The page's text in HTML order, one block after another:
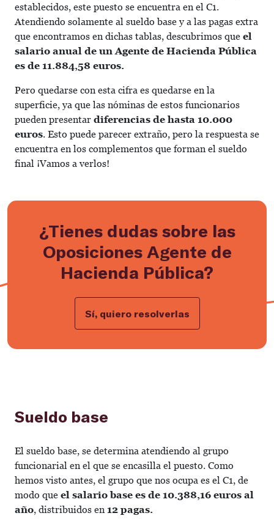
establecidos, este puesto se encuentra en el C1.
Atendiendo solamente al sueldo base y a las pagas extra
que encontramos en dichas tablas, descubrimos que el
salario anual de un Agente de Hacienda Pública
es de 11.884,58 euros.
Pero quedarse con esta cifra es quedarse en la
superficie, ya que las nóminas de estos funcionarios
pueden presentar diferencias de hasta 10.000
euros. Esto puede parecer extraño, pero la respuesta se
encuentra en los complementos que forman el sueldo
final ¡Vamos a verlos!
¿Tienes dudas sobre las
Oposiciones Agente de
Hacienda Pública?
Sí, quiero resolverlas
Sueldo base
El sueldo base, se determina atendiendo al grupo
funcionarial en el que se encasilla el puesto. Como
hemos visto antes, el grupo que nos ocupa es el C1, de
modo que el salario base es de 10.388,16 euros al
año, distribuidos en 12 pagas.